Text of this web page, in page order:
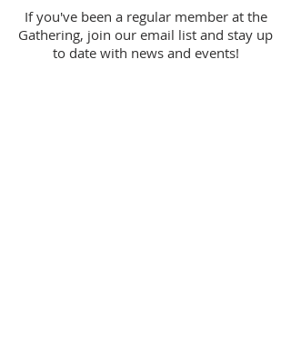
If you've been a regular member at the
Gathering, join our email list and stay up
to date with news and events!